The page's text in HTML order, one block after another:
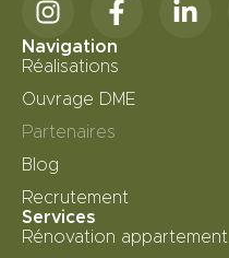
Navigation
Réalisations
Ouvrage DME
Partenaires
Blog
Recrutement
Services
Rénovation appartement